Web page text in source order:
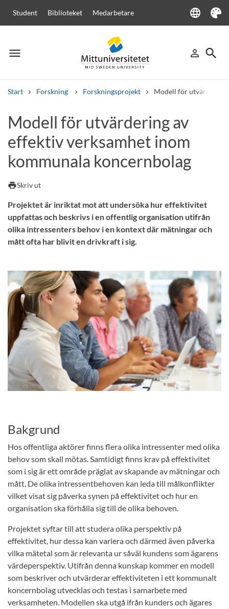
Student Biblioteket Medarbetare language
Language
Tema
menu
Meny person_outline
Logga in
search
Sök
Start Forskning Forskningsprojekt Modell för utvärdering
Andra söktjänster
Kurser och programKursplaner Välkomstbrev Personal
Modell för utvärdering av
effektiv verksamhet inom
kommunala koncernbolag
printSkriv ut
Projektet är inriktat mot att undersöka hur effektivitet
uppfattas och beskrivs i en offentlig organisation utifrån
olika intressenters behov i en kontext där mätningar och
mått ofta har blivit en drivkraft i sig.
Bakgrund
Hos offentliga aktörer finns flera olika intressenter med olika
behov som skall mötas. Samtidigt finns krav på effektivitet
som i sig är ett område präglat av skapande av mätningar och
mått. De olika intressentbehoven kan leda till målkonflikter
vilket visat sig påverka synen på effektivitet och hur en
organisation ska förhålla sig till de olika behoven.
Projektet syftar till att studera olika perspektiv på
effektivitet, hur dessa kan variera och därmed även påverka
vilka mätetal som är relevanta ur såväl kundens som ägarens
värdeperspektiv. Utifrån denna kunskap kommer en modell
som beskriver och utvärderar effektiviteten i ett kommunalt
koncernbolag utvecklas och testas i samarbete med
verksamheten. Modellen ska utgå ifrån kunders och ägares